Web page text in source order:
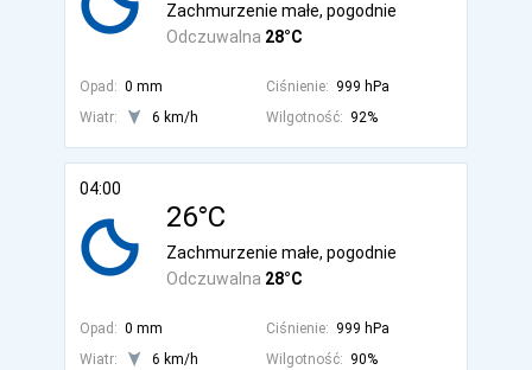
Odczuwalna 28°C
Zachmurzenie małe, pogodnie
Opad: 0 mm Ciśnienie: 999 hPa
Wiatr:
6 km/h Wilgotność: 92%
04:00
26°C
Odczuwalna 28°C
Zachmurzenie małe, pogodnie
Opad: 0 mm Ciśnienie: 999 hPa
Wiatr:
6 km/h Wilgotność: 90%